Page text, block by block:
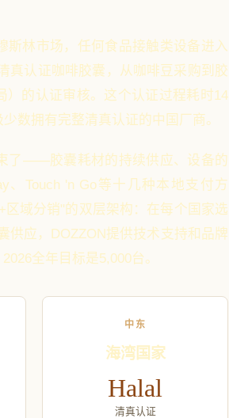
斯林市场，任何食品接触类设备进入
真认证咖啡胶囊，从咖啡豆采购到胶
）的认证审核。这个认证过程耗时14
数拥有完整清真认证的中国厂商。
了——胶囊耗材的持续供应、设备的
、Touch 'n Go等十几种本地支付方
域分销"的双层架构：在每个国家选
供应，DOZZON提供技术支持和品牌
全年目标是5,000台。
中东
海湾国家
Halal
清真认证